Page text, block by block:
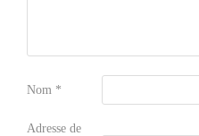
Nom *
Adresse de